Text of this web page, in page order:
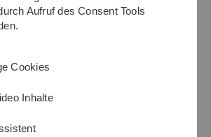
Verwenden von Bildern und
von Nutzungsrechten? Fragen
Karten dürfen grundsätzlich nur dann
Aufruf des Consent Tools
Cookies
Inhalte